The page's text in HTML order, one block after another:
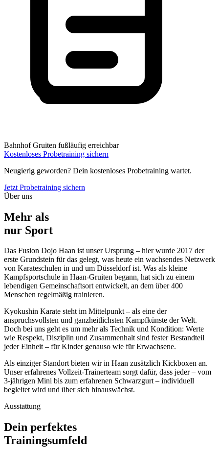
Bahnhof Gruiten fußläufig erreichbar
Kostenloses Probetraining sichern
Neugierig geworden? Dein kostenloses Probetraining wartet.
Jetzt Probetraining sichern
Über uns
Mehr als
nur Sport
Das Fusion Dojo Haan ist unser Ursprung – hier wurde 2017 der
erste Grundstein für das gelegt, was heute ein wachsendes Netzwerk
von Karateschulen in und um Düsseldorf ist. Was als kleine
Kampfsportschule in Haan-Gruiten begann, hat sich zu einem
lebendigen Gemeinschaftsort entwickelt, an dem über 400
Menschen regelmäßig trainieren.
Kyokushin Karate steht im Mittelpunkt – als eine der
anspruchsvollsten und ganzheitlichsten Kampfkünste der Welt.
Doch bei uns geht es um mehr als Technik und Kondition: Werte
wie Respekt, Disziplin und Zusammenhalt sind fester Bestandteil
jeder Einheit – für Kinder genauso wie für Erwachsene.
Als einziger Standort bieten wir in Haan zusätzlich Kickboxen an.
Unser erfahrenes Vollzeit-Trainerteam sorgt dafür, dass jeder – vom
3-jährigen Mini bis zum erfahrenen Schwarzgurt – individuell
begleitet wird und über sich hinauswächst.
Ausstattung
Dein perfektes
Trainingsumfeld